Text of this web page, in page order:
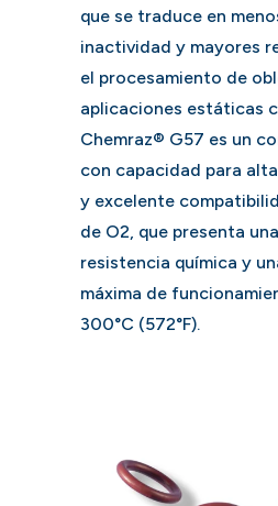
que se traduce en
inactividad y mayores
el procesamiento de
aplicaciones estáticas
Chemraz® G57 es un
con capacidad para
y excelente
de O2, que presenta
resistencia química y
máxima de
300°C (572°F).